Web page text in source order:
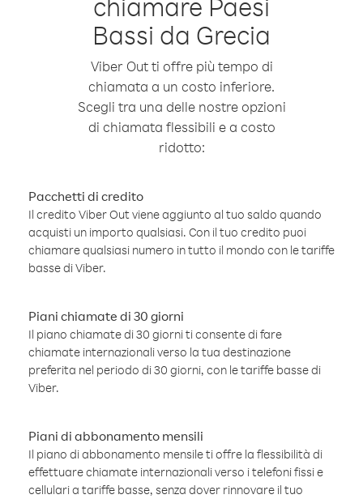
Bassi da Grecia
Viber Out ti offre più tempo di
chiamata a un costo inferiore.
Scegli tra una delle nostre opzioni
di chiamata flessibili e a costo
ridotto:
Pacchetti di credito
Il credito Viber Out viene aggiunto al tuo saldo quando
acquisti un importo qualsiasi. Con il tuo credito puoi
chiamare qualsiasi numero in tutto il mondo con le tariffe
basse di Viber.
Piani chiamate di 30 giorni
Il piano chiamate di 30 giorni ti consente di fare
chiamate internazionali verso la tua destinazione
preferita nel periodo di 30 giorni, con le tariffe basse di
Viber.
Piani di abbonamento mensili
Il piano di abbonamento mensile ti offre la flessibilità di
effettuare chiamate internazionali verso i telefoni fissi e
cellulari a tariffe basse, senza dover rinnovare il tuo